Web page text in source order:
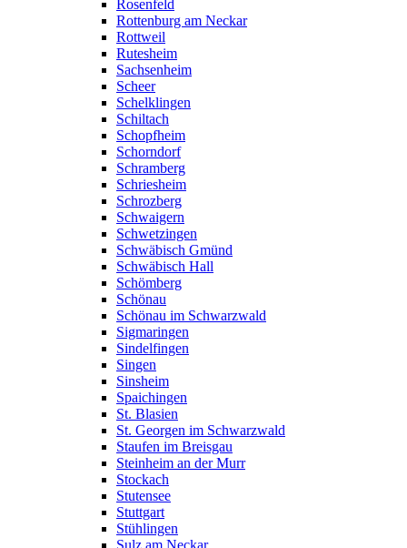
Rosenfeld
Rottenburg am Neckar
Rottweil
Rutesheim
Sachsenheim
Scheer
Schelklingen
Schiltach
Schopfheim
Schorndorf
Schramberg
Schriesheim
Schrozberg
Schwaigern
Schwetzingen
Schwäbisch Gmünd
Schwäbisch Hall
Schömberg
Schönau
Schönau im Schwarzwald
Sigmaringen
Sindelfingen
Singen
Sinsheim
Spaichingen
St. Blasien
St. Georgen im Schwarzwald
Staufen im Breisgau
Steinheim an der Murr
Stockach
Stutensee
Stuttgart
Stühlingen
Sulz am Neckar